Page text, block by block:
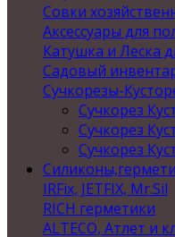
Совки
Аксессуары для
Катушка и Леска
Садовый
Сучкорезы-
Сучкорез
Сучкорез
Сучкорез
IRFix, JETFIX, Mr.Sil
RICH герметики
ALTECO, Атлет и